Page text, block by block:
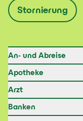
Stornierung
Hotelinfos
An- und Abreise
Apotheke
Arzt
Banken